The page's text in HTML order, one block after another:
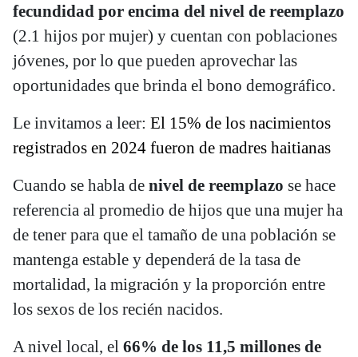
fecundidad por encima del nivel de reemplazo
(2.1 hijos por mujer) y cuentan con poblaciones
jóvenes, por lo que pueden aprovechar las
oportunidades que brinda el bono demográfico.
Le invitamos a leer: El 15% de los nacimientos
registrados en 2024 fueron de madres haitianas
Cuando se habla de nivel de reemplazo se hace
referencia al promedio de hijos que una mujer ha
de tener para que el tamaño de una población se
mantenga estable y dependerá de la tasa de
mortalidad, la migración y la proporción entre
los sexos de los recién nacidos.
A nivel local, el 66% de los 11,5 millones de